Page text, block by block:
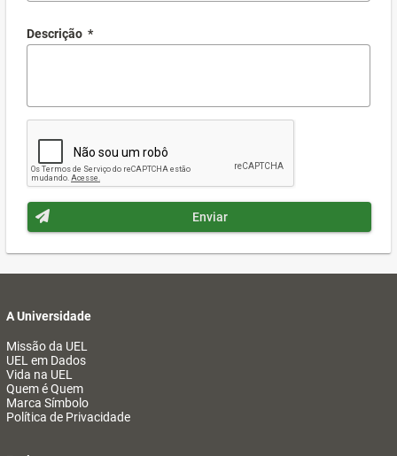
Descrição *
Enviar
A Universidade
Missão da UEL
UEL em Dados
Vida na UEL
Quem é Quem
Marca Símbolo
Política de Privacidade